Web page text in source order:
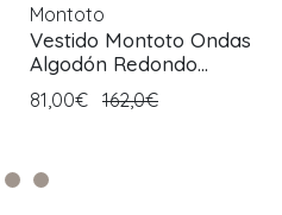
Montoto
Vestido Montoto Ondas
Algodón Redondo
Estampado
81,00€ 162,0€